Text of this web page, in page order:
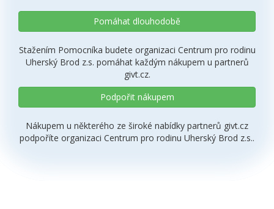
Pomáhat dlouhodobě
Stažením Pomocníka budete organizaci Centrum pro rodinu
Uherský Brod z.s. pomáhat každým nákupem u partnerů
givt.cz.
Podpořit nákupem
Nákupem u některého ze široké nabídky partnerů givt.cz
podpoříte organizaci Centrum pro rodinu Uherský Brod z.s..